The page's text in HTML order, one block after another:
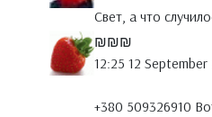
Свет, а что
₪₪₪
12:25 12
+380 509326910